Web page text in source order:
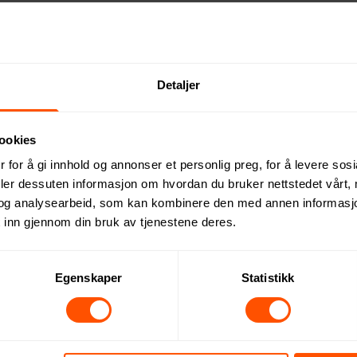
Detaljer
for å gi innhold og annonser et personlig preg, for å levere
dessuten informasjon om hvordan du bruker nettstedet vårt,
analysearbeid, som kan kombinere den med annen
gjennom din bruk av tjenestene deres.
Egenskaper Statistikk
plast, gir fordeler for ethvert skrivebord eller nattbord.
kompatibel enhet raskt få strøm i både stående og
FOD (deteksjon av fremmedlegemer) for å identifisere
og pakket i en eske av 100 % resirkulert kraftpapir.
Dette kan du forvente: